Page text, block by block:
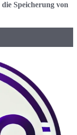
Speicherung von